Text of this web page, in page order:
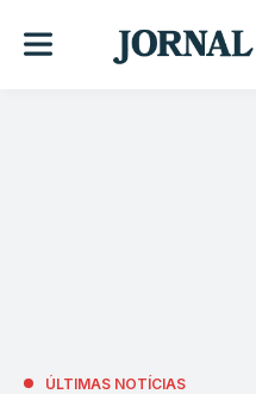
ÚLTIMAS NOTÍCIAS